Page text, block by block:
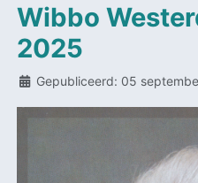
Wibbo
2025
Details
Gepubliceerd: 05